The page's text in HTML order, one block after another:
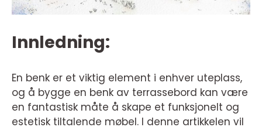
Innledning:
En benk er et viktig element i enhver uteplass,
og å bygge en benk av terrassebord kan være
en fantastisk måte å skape et funksjonelt og
estetisk tiltalende møbel. I denne artikkelen vil